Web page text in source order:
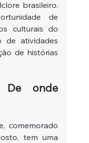
brasileiro.
de
culturais do
atividades
de histórias
De onde
comemorado
tem uma